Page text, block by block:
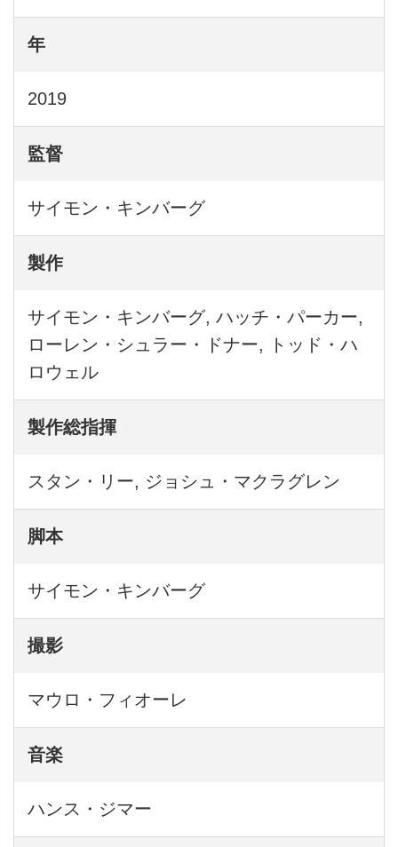
年
2019
監督
サイモン・キンバーグ
製作
サイモン・キンバーグ, ハッチ・パーカー,
ローレン・シュラー・ドナー, トッド・ハ
ロウェル
製作総指揮
スタン・リー, ジョシュ・マクラグレン
脚本
サイモン・キンバーグ
撮影
マウロ・フィオーレ
音楽
ハンス・ジマー